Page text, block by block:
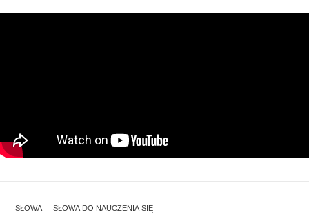
SŁOWA SŁOWA DO NAUCZENIA SIĘ